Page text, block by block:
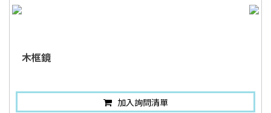
木框鏡
加入詢問清單